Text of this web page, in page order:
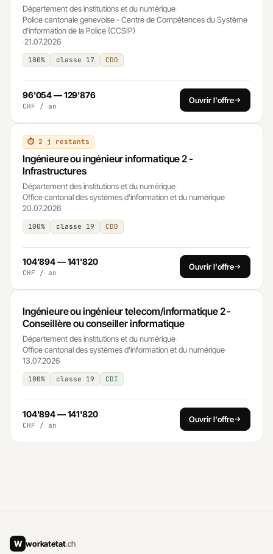
Département des institutions et du numérique·
Police cantonale genevoise - Centre de Compétences du Système
d'information de la Police (CCSIP)
·21.07.2026
100% classe 17 CDD
96'054 — 129'876
CHF / an
Ouvrir l'offre
⏱ 2 j restants
Ingénieure ou ingénieur informatique 2 -
Infrastructures
Département des institutions et du numérique·
Office cantonal des systèmes d'information et du numérique·
20.07.2026
100% classe 19 CDD
104'894 — 141'820
CHF / an
Ouvrir l'offre
Ingénieure ou ingénieur telecom/informatique 2 -
Conseillère ou conseiller informatique
Département des institutions et du numérique·
Office cantonal des systèmes d'information et du numérique·
13.07.2026
100% classe 19 CDI
104'894 — 141'820
CHF / an
Ouvrir l'offre
W workatetat.ch